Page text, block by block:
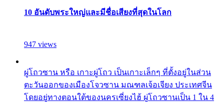
10 อันดับพระใหญ่และมีชื่อเสียงที่สุดในโลก
947 views
ผู่โถวซาน หรือ เกาะผู่โถว เป็นเกาะเล็กๆ ที่ตั้งอยู่ในส่วน
ตะวันออกของเมืองโจวซาน มณฑลเจ้อเจียง ประเทศจีน
โดยอยู่ทางตอนใต้ของนครเซี่ยงไฮ้ ผู่โถวซานเป็น 1 ใน 4